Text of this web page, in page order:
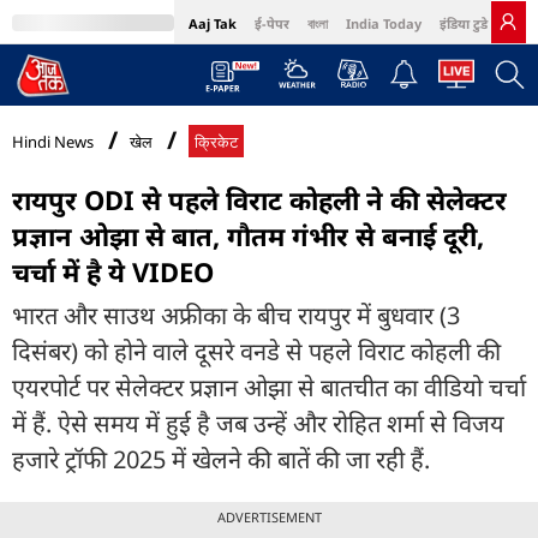
Aaj Tak ई-पेपर বাংলা India Today इंडिया टुडे हिंदी
MumbaiTak Cosmopolitan Harper's Bazaar Northeast
Hindi News खेल क्रिकेट
रायपुर ODI से पहले व‍िराट कोहली ने की सेलेक्टर
प्रज्ञान ओझा से बात, गौतम गंभीर से बनाई दूरी,
चर्चा में है ये VIDEO
भारत और साउथ अफ्रीका के बीच रायपुर में बुधवार (3
दिसंबर) को होने वाले दूसरे वनडे से पहले विराट कोहली की
एयरपोर्ट पर सेलेक्टर प्रज्ञान ओझा से बातचीत का वीडियो चर्चा
में हैं. ऐसे समय में हुई है जब उन्हें और रोहित शर्मा से विजय
हजारे ट्रॉफी 2025 में खेलने की बातें की जा रही हैं.
ADVERTISEMENT